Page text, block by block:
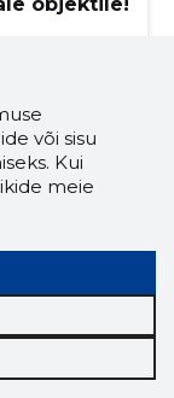
või sisu
Kui
meie